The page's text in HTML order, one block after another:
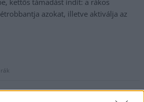
azokat, illetve aktiválja az
rák